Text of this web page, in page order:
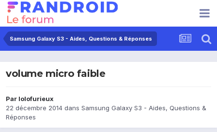
Samsung Galaxy S3 - Aides, Questions & Réponses
volume micro faible
Par lolofurieux
22 décembre 2014 dans Samsung Galaxy S3 - Aides, Questions &
Réponses